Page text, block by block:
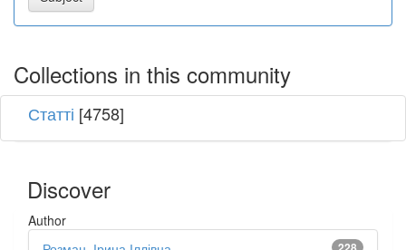
Collections in this community
Статті [4758]
Discover
Author